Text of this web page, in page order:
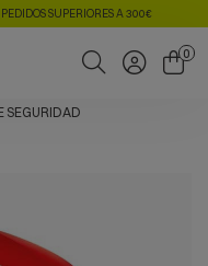
SUPERIORES A 300€
0
SEGURIDAD